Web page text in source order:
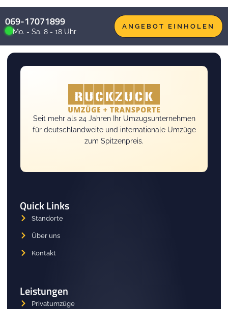
069-17071899
Mo. - Sa. 8 - 18 Uhr
ANGEBOT EINHOLEN
Seit mehr als 24 Jahren Ihr Umzugsunternehmen
für deutschlandweite und internationale Umzüge
zum Spitzenpreis.
Quick Links
Standorte
Über uns
Kontakt
Leistungen
Privatumzüge